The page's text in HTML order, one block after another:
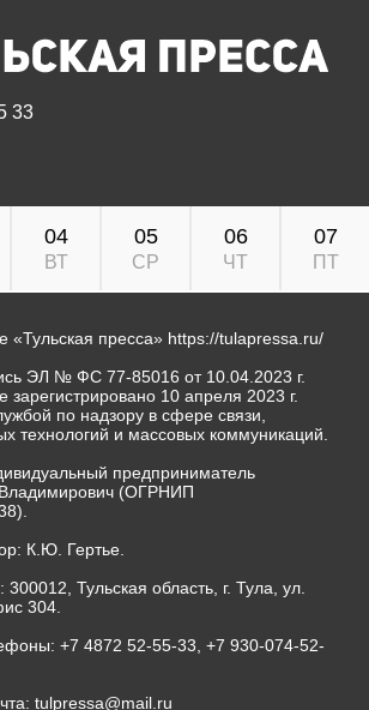
33
04
ВТ
05
СР
06
ЧТ
07
ПТ
«Тульская пресса» https://tulapressa.ru/
ЭЛ № ФС 77-85016 от 10.04.2023 г.
зарегистрировано 10 апреля 2023 г.
по надзору в сфере связи,
технологий и массовых коммуникаций.
предприниматель
(ОГРНИП
К.Ю. Гертье.
Тульская область, г. Тула, ул.
304.
+7 4872 52-55-33, +7 930-074-52-
tulpressa@mail.ru